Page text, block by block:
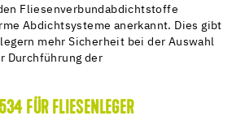
Fliesenverbundabdichtstoffe
Abdichtsysteme anerkannt. Dies gibt
mehr Sicherheit bei der Auswahl
Durchführung der
FÜR FLIESENLEGER